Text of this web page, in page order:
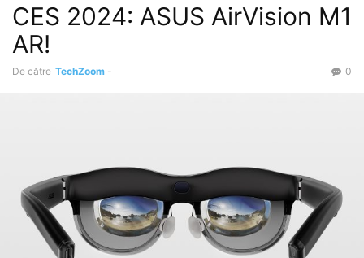
CES 2024: ASUS AirVision M1
AR!
De către TechZoom - 0